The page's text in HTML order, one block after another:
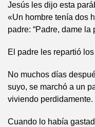
Jesús les dijo esta
«Un hombre tenía dos
padre: “Padre, dame la
El padre les repartió
No muchos días
suyo, se marchó a un
viviendo perdidamente.
Cuando lo había